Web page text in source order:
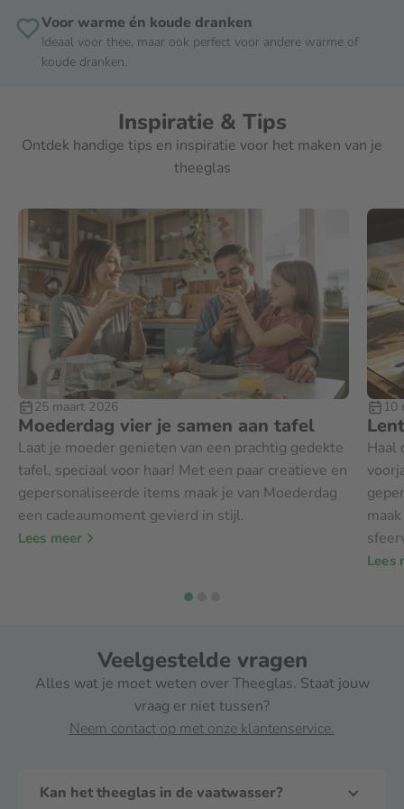
Voor warme én koude dranken
Ideaal voor thee, maar ook perfect voor andere warme of
koude dranken.
Inspiratie & Tips
Ontdek handige tips en inspiratie voor het maken van je
theeglas
25 maart 2026
Moederdag vier je samen aan tafel
Laat je moeder genieten van een prachtig gedekte
tafel, speciaal voor haar! Met een paar creatieve en
gepersonaliseerde items maak je van Moederdag
een cadeaumoment gevierd in stijl.
Lees meer
10
Haal
Lees
Veelgestelde vragen
Alles wat je moet weten over Theeglas. Staat jouw
vraag er niet tussen?
Neem contact op met onze klantenservice.
Kan het theeglas in de vaatwasser?